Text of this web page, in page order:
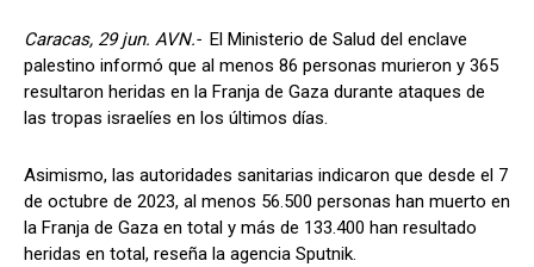
Caracas, 29 jun. AVN.- El Ministerio de Salud del enclave
palestino informó que al menos 86 personas murieron y 365
resultaron heridas en la Franja de Gaza durante ataques de
las tropas israelíes en los últimos días.
Asimismo, las autoridades sanitarias indicaron que desde el 7
de octubre de 2023, al menos 56.500 personas han muerto en
la Franja de Gaza en total y más de 133.400 han resultado
heridas en total, reseña la agencia Sputnik.